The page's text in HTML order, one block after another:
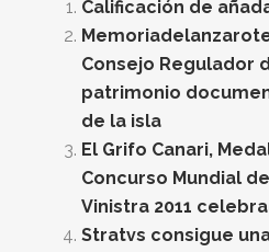
Calificación de
Consejo Regulador
patrimonio
de la isla
El Grifo Canari,
Concurso Mundial
Vinistra 2011
Stratvs consigue